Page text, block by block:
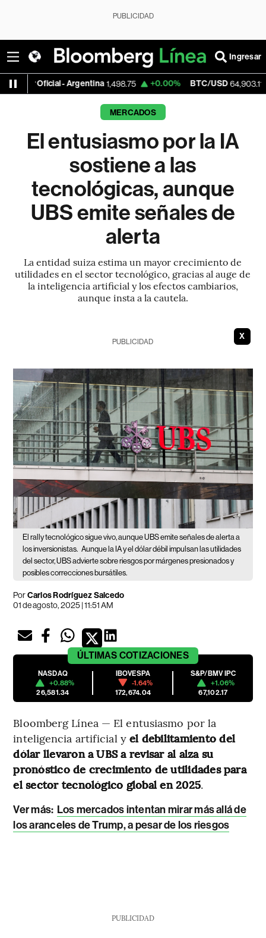
PUBLICIDAD
Ingresar
- Argentina 1,498.75 +0.00% BTC/USD 64,903.11 +0.79%
MERCADOS
El entusiasmo por la IA
sostiene a las
tecnológicas, aunque
UBS emite señales de
alerta
La entidad suiza estima un mayor crecimiento de
utilidades en el sector tecnológico, gracias al auge de
la inteligencia artificial y los efectos cambiarios,
aunque insta a la cautela.
X
PUBLICIDAD
El rally tecnológico sigue vivo, aunque UBS emite señales de alerta a
los inversionistas. Aunque la IA y el dólar débil impulsan las utilidades
del sector, UBS advierte sobre riesgos por márgenes presionados y
posibles correcciones bursátiles.
PorCarlos Rodríguez Salcedo
01 de agosto, 2025 | 11:51 AM
ÚLTIMAS COTIZACIONES
NASDAQ
+0.88%
26,581.34
IBOVESPA
-1.64%
172,674.04
S&P/BMV IPC
+1.06%
67,102.17
Bloomberg Línea — El entusiasmo por la
inteligencia artificial y el debilitamiento del
dólar llevaron a UBS a revisar al alza su
pronóstico de crecimiento de utilidades para
el sector tecnológico global en 2025.
Ver más: Los mercados intentan mirar más allá de
los aranceles de Trump, a pesar de los riesgos
PUBLICIDAD